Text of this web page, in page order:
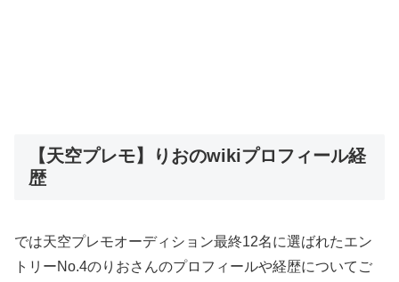
【天空プレモ】りおのwikiプロフィール経
歴
では天空プレモオーディション最終12名に選ばれたエン
トリーNo.4のりおさんのプロフィールや経歴についてご